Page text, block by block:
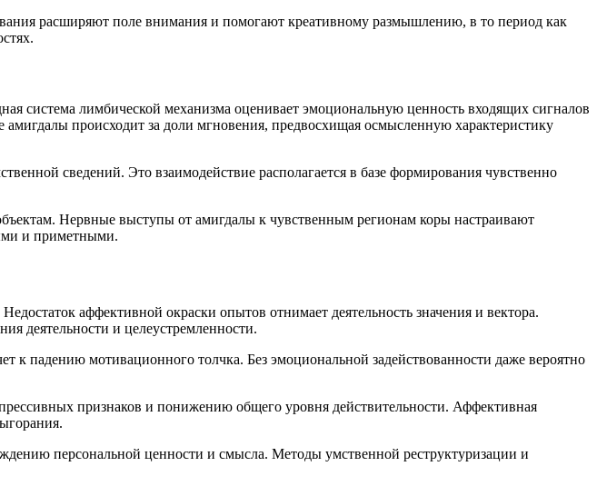
расширяют поле внимания и помогают креативному размышлению, в то период как
система лимбической механизма оценивает эмоциональную ценность входящих сигналов
происходит за доли мгновения, предвосхищая осмысленную характеристику
сведений. Это взаимодействие располагается в базе формирования чувственно
Нервные выступы от амигдалы к чувственным регионам коры настраивают
и приметными.
аффективной окраски опытов отнимает деятельность значения и вектора.
деятельности и целеустремленности.
к падению мотивационного толчка. Без эмоциональной задействованности даже вероятно
признаков и понижению общего уровня действительности. Аффективная
персональной ценности и смысла. Методы умственной реструктуризации и